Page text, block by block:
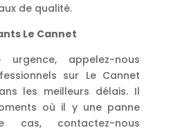
de qualité.
Le Cannet
appelez-nous
sur Le Cannet
les meilleurs délais. Il
où il y une panne
cas, contactez-nous